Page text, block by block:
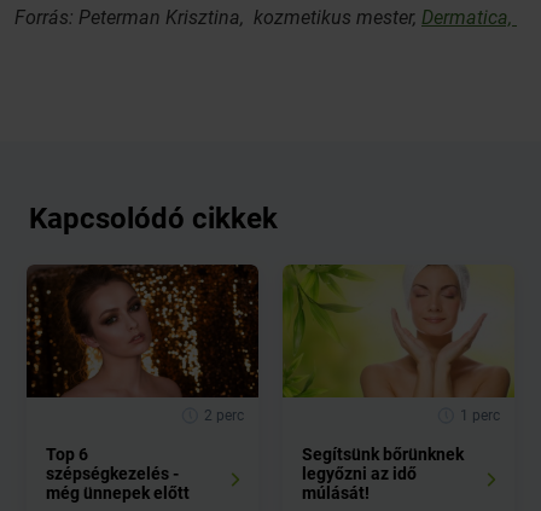
Forrás: Peterman Krisztina, kozmetikus mester, Dermatica,
Kapcsolódó cikkek
2 perc
Top 6
szépségkezelés -
még ünnepek előtt
1 perc
Segítsünk bőrünknek
legyőzni az idő
múlását!